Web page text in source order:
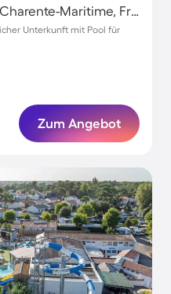
Barzan, Département Charente-Maritime, Frankreich
Unterkunft mit Pool für
Zum Angebot